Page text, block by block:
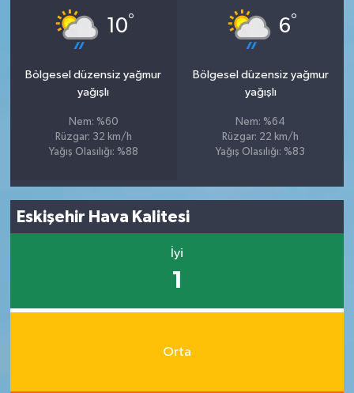
10°
Bölgesel düzensiz yağmur
yağışlı
Nem: %60
Rüzgar: 32 km/h
Yağış Olasılığı: %88
6°
Bölgesel düzensiz yağmur
yağışlı
Nem: %64
Rüzgar: 22 km/h
Yağış Olasılığı: %83
Eskişehir Hava Kalitesi
İyi
1
Orta